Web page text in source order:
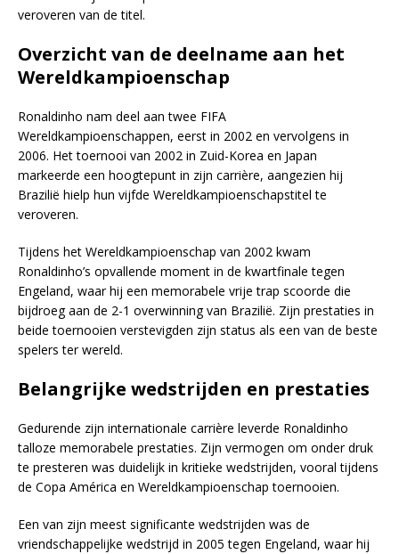
veroveren van de titel.
Overzicht van de deelname aan het
Wereldkampioenschap
Ronaldinho nam deel aan twee FIFA
Wereldkampioenschappen, eerst in 2002 en vervolgens in
2006. Het toernooi van 2002 in Zuid-Korea en Japan
markeerde een hoogtepunt in zijn carrière, aangezien hij
Brazilië hielp hun vijfde Wereldkampioenschapstitel te
veroveren.
Tijdens het Wereldkampioenschap van 2002 kwam
Ronaldinho’s opvallende moment in de kwartfinale tegen
Engeland, waar hij een memorabele vrije trap scoorde die
bijdroeg aan de 2-1 overwinning van Brazilië. Zijn prestaties in
beide toernooien verstevigden zijn status als een van de beste
spelers ter wereld.
Belangrijke wedstrijden en prestaties
Gedurende zijn internationale carrière leverde Ronaldinho
talloze memorabele prestaties. Zijn vermogen om onder druk
te presteren was duidelijk in kritieke wedstrijden, vooral tijdens
de Copa América en Wereldkampioenschap toernooien.
Een van zijn meest significante wedstrijden was de
vriendschappelijke wedstrijd in 2005 tegen Engeland, waar hij